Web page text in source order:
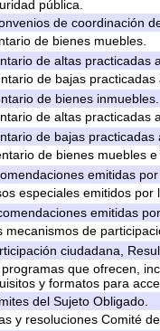
pública.
de coordinación
de bienes muebles.
de altas practicadas
de bajas practicadas
de bienes inmuebles.
de altas practicadas
de bajas practicadas
de bienes muebles e
emitidas
especiales emitidos por
emitidas
mecanismos de
ciudadana,
programas que ofrecen,
y formatos para
del Sujeto Obligado.
y resoluciones Comité